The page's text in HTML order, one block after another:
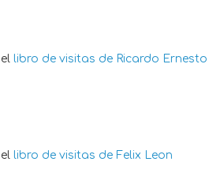
libro de visitas de Ricardo Ernesto
libro de visitas de Felix Leon